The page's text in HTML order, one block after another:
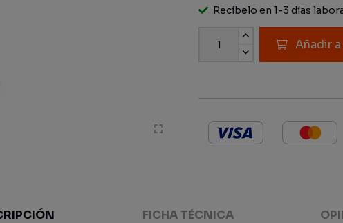
Recíbelo en 1-3 días
Añadir
FICHA TÉCNICA